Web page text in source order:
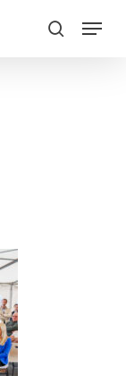
search
Menu